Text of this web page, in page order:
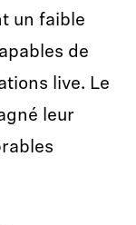
un faible
de
live. Le
leur